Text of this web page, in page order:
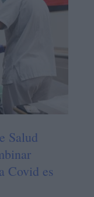
Salud
Covid es